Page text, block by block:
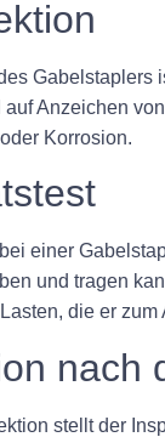
auf Anzeichen
Korrosion.
einer
und tragen
die er
nach
stellt der